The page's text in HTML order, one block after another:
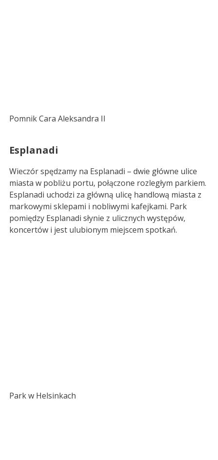
Pomnik Cara Aleksandra II
Esplanadi
Wieczór spędzamy na Esplanadi – dwie główne ulice
miasta w pobliżu portu, połączone rozległym parkiem.
Esplanadi uchodzi za główną ulicę handlową miasta z
markowymi sklepami i nobliwymi kafejkami. Park
pomiędzy Esplanadi słynie z ulicznych występów,
koncertów i jest ulubionym miejscem spotkań.
Park w Helsinkach